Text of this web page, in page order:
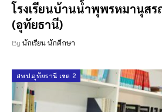
โรงเรียนบ้านน้ำพุพรหมานุส
(อุทัยธานี)
By นักเรียน นักศึกษา
สพป.อุทัยธานี เขต 2